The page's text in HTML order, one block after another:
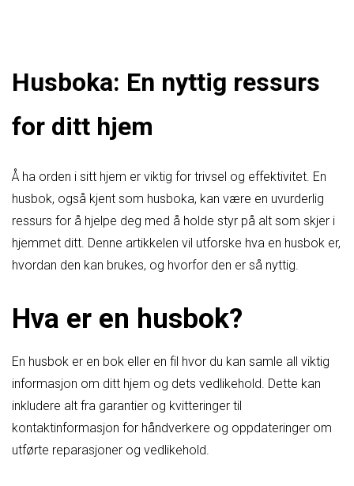
Husboka: En nyttig ressurs
for ditt hjem
Å ha orden i sitt hjem er viktig for trivsel og effektivitet. En
husbok, også kjent som husboka, kan være en uvurderlig
ressurs for å hjelpe deg med å holde styr på alt som skjer i
hjemmet ditt. Denne artikkelen vil utforske hva en husbok er,
hvordan den kan brukes, og hvorfor den er så nyttig.
Hva er en husbok?
En husbok er en bok eller en fil hvor du kan samle all viktig
informasjon om ditt hjem og dets vedlikehold. Dette kan
inkludere alt fra garantier og kvitteringer til
kontaktinformasjon for håndverkere og oppdateringer om
utførte reparasjoner og vedlikehold.